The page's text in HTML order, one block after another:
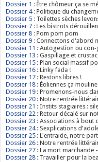
Dossier 1 : Être chômeur ça se
Dossier 4: Politique du
Dossier 5 : Toilettes sèches
Dossier 7 : Les bistrots
Dossier 8 : Pom pom pom
Dossier 9 : Connectons d'abord
Dossier 11 : Autogestion ou
Dossier 13 : Gaspillage et
Dossier 15 : Plan social massif
Dossier 16 : Linky fada !
Dossier 17 : Restons libres !
Dossier 18 : Éoliennes ça
Dossier 19 : Promenons-nous
Dossier 20 : Notre rentrée
Dossier 21 : Instits stagiaires :
Dossier 22 : Retour décalé sur
Dossier 23 : Associations à bout
Dossier 24: Sexplications
Dossier 25 : L'entraide, notre
Dossier 26 : Notre rentrée
Dossier 27 : La mort marchande
Dossier 28 : Travailler pour la